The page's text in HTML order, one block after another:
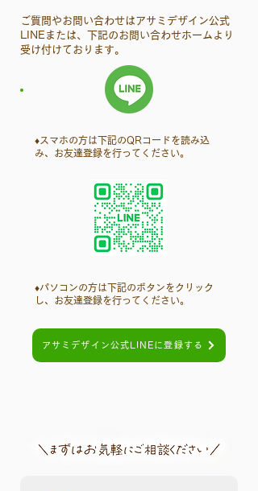
ご質問やお問い合わせはアサミデザイン公式
LINEまたは、​下記のお問い合わせホームより
受け付けております。
♦︎​スマホの方は下記のQRコードを読み込
み、お友達登録を行ってください。
♦︎パソコンの方は下記のボタンをクリック
し、お友達登録を行ってください。
アサミデザイン公式LINEに登録する